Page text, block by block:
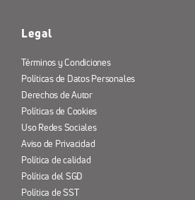
Legal
Términos y Condiciones
Políticas de Datos Personales
Derechos de Autor
Políticas de Cookies
Uso Redes Sociales
Aviso de Privacidad
Política de calidad
Política del SGD
Política de SST